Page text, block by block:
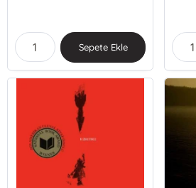
Sepete Ekle